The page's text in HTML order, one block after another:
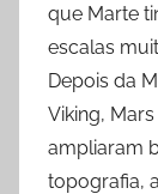
que Marte
escalas
Depois da
Viking,
ampliaram
topografia,